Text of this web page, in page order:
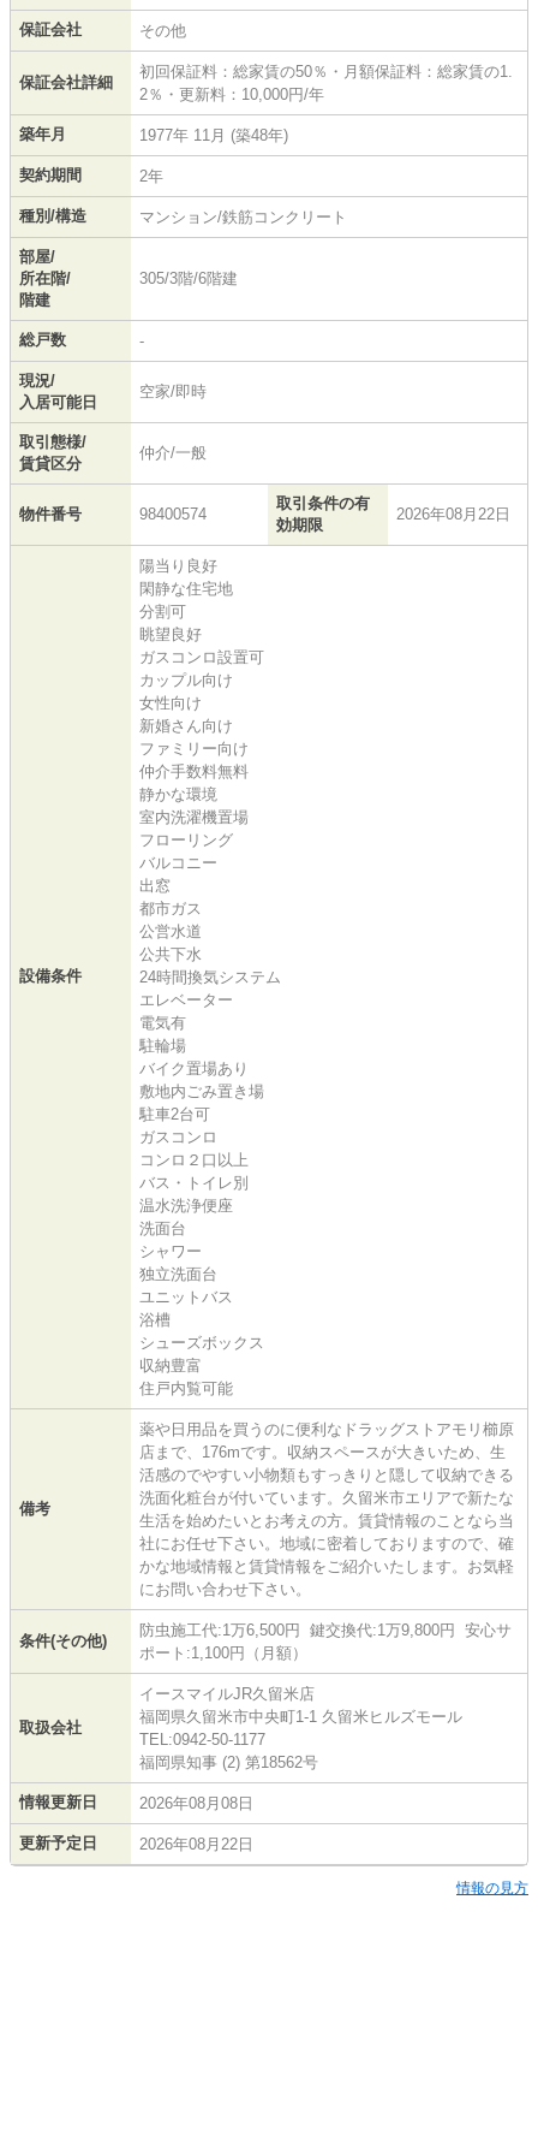
保証会社 その他
保証会社詳細
初回保証料：総家賃の50％・月額保証料：総家賃の1.
2％・更新料：10,000円/年
築年月 1977年 11月 (築48年)
契約期間 2年
種別/構造 マンション/鉄筋コンクリート
部屋/
所在階/
階建
305/3階/6階建
総戸数 -
現況/
入居可能日
空家/即時
取引態様/
賃貸区分
仲介/一般
物件番号 98400574
取引条件の有
効期限
2026年08月22日
設備条件
陽当り良好
閑静な住宅地
分割可
眺望良好
ガスコンロ設置可
カップル向け
女性向け
新婚さん向け
ファミリー向け
仲介手数料無料
静かな環境
室内洗濯機置場
フローリング
バルコニー
出窓
都市ガス
公営水道
公共下水
24時間換気システム
エレベーター
電気有
駐輪場
バイク置場あり
敷地内ごみ置き場
駐車2台可
ガスコンロ
コンロ２口以上
バス・トイレ別
温水洗浄便座
洗面台
シャワー
独立洗面台
ユニットバス
浴槽
シューズボックス
収納豊富
住戸内覧可能
備考
薬や日用品を買うのに便利なドラッグストアモリ櫛原
店まで、176mです。収納スペースが大きいため、生
活感のでやすい小物類もすっきりと隠して収納できる
洗面化粧台が付いています。久留米市エリアで新たな
生活を始めたいとお考えの方。賃貸情報のことなら当
社にお任せ下さい。地域に密着しておりますので、確
かな地域情報と賃貸情報をご紹介いたします。お気軽
にお問い合わせ下さい。
条件(その他)
防虫施工代:1万6,500円 鍵交換代:1万9,800円 安心サ
ポート:1,100円（月額）
取扱会社
イースマイルJR久留米店
福岡県久留米市中央町1-1 久留米ヒルズモール
TEL:0942-50-1177
福岡県知事 (2) 第18562号
情報更新日 2026年08月08日
更新予定日 2026年08月22日
情報の見方